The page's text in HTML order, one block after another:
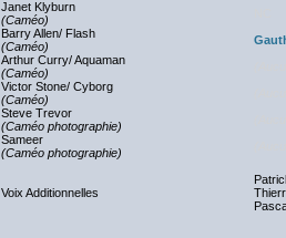
Janet Klyburn
(Caméo)
Barry Allen/ Flash
(Caméo)
Arthur Curry/ Aquaman
(Caméo)
Victor Stone/ Cyborg
(Caméo)
Steve Trevor
(Caméo photographie)
Sameer
(Caméo photographie)
Voix Additionnelles